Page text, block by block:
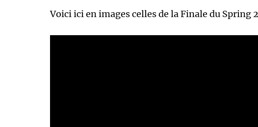
Voici ici en images celles de la Finale du Spring